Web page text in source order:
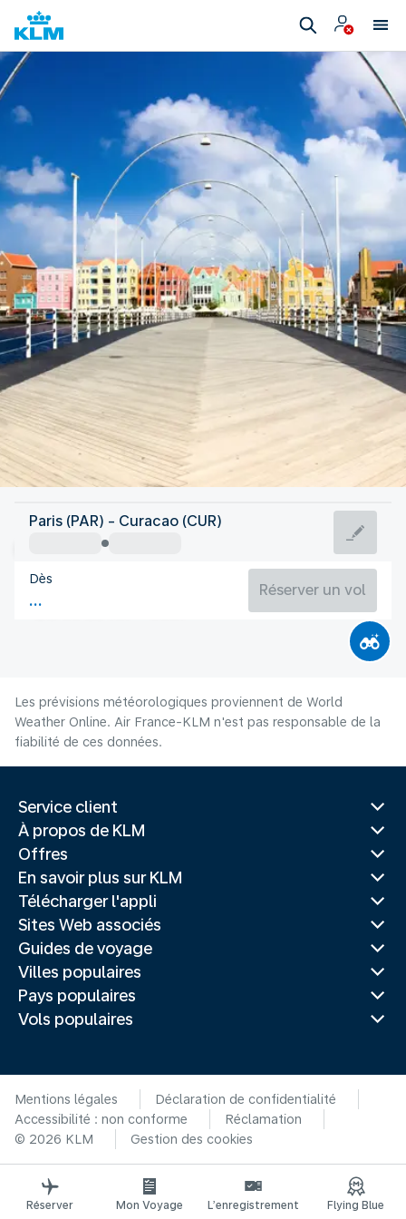
Curacao
Curaçao
Curacao
Durée du vol
Paris (PAR) - Curacao (CUR)
Dès
Réserver un vol
Les prévisions météorologiques proviennent de World
Weather Online. Air France-KLM n'est pas responsable de la
fiabilité de ces données.
Service client
À propos de KLM
Offres
En savoir plus sur KLM
Télécharger l'appli
Sites Web associés
Guides de voyage
Villes populaires
Pays populaires
Vols populaires
Mentions légales
Déclaration de confidentialité
Accessibilité : non conforme
Réclamation
© 2026 KLM
Gestion des cookies
Réserver Mon Voyage L’enregistrement Flying Blue